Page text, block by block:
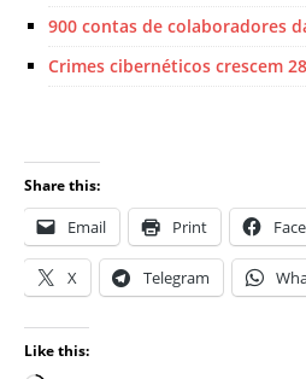
900 contas de colaboradores
Crimes cibernéticos crescem
Share this:
Email Print
X Telegram
Like this: